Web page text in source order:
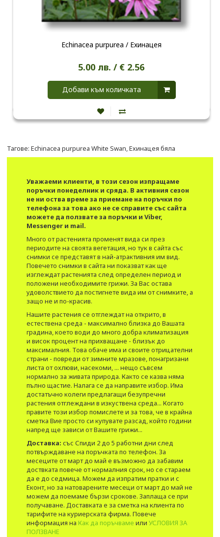
Echinacea purpurea / Ехинацея
5.00 лв. / € 2.56
Добави към количката
Тагове: Echinacea purpurea White Swan,Ехинацея бяла
Уважаеми клиенти, в този сезон изпращаме
поръчки понеделник и сряда. В активния сезон
не ни оства време за приемане на поръчки по
телефона за това ако не се справите със сайта
можете да ползвате за поръчки и Viber,
Messenger и mail.
Много от растенията променят вида си през
периодите на своята вегетация, но тук в сайта със
снимки се представят в най-атрактивния им вид.​
Повечето снимки в сайта ни показват как ще
изглеждат растенията след определен период и
положени необходимите грижи. За Вас остава
удоволствието да постигнете вида им от снимките, а
защо не и по-красив.
Нашите растения се отглеждат на открито, в
естествена среда - максимално близка до Вашата
градина, което води до много добра климатизация
и висок процент на прихващане - близък до
максималния. Това обаче има и своите отрицателни
страни - повреди от зимните мразове, понагризани
листа от охлюви, насекоми, ... нещо съвсем
нормално за живата природа. Както се казва няма
пълно щастие. Налага се да направите избор. Има
достатъчно колеги предлагащи безупречни
растения отглеждани в изкуствена среда... Когато
правите този избор помислете и за това, че в крайна
сметка Вие просто си купувате разсад, който години
напред ще зависи от Вашите грижи...
Доставка: със Спиди 2 до 5 работни дни след
потвърждаване на поръчката по телефон. За
месеците от март до май е възможно да забавим
доствката повече от нормалния срок, но се стараем
да е до седмица. Можем да изпратим пратки и с
Еконт, но за натоварените месеци от март до май не
можем да поемаме бързи срокове. Заплаща се при
получаване. Доставката е за сметка на клиента по
тарифите на куриерската фирма. Повече
информация на Как да поръчваме или УСЛОВИЯ ЗА
ПОЛЗВАНЕ